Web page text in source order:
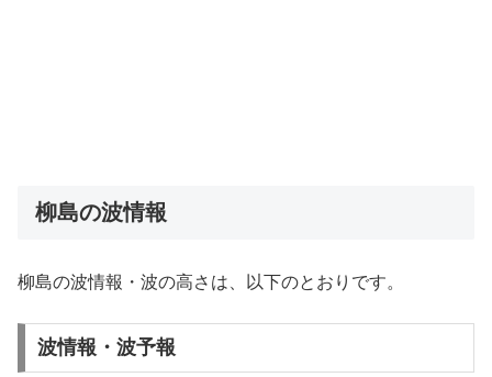
柳島の波情報
柳島の波情報・波の高さは、以下のとおりです。
波情報・波予報